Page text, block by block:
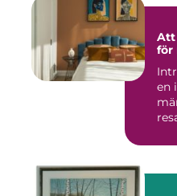
Att
för
en